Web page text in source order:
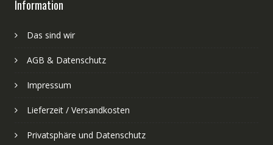
Information
Das sind wir
AGB & Datenschutz
Impressum
Lieferzeit / Versandkosten
Privatsphäre und Datenschutz